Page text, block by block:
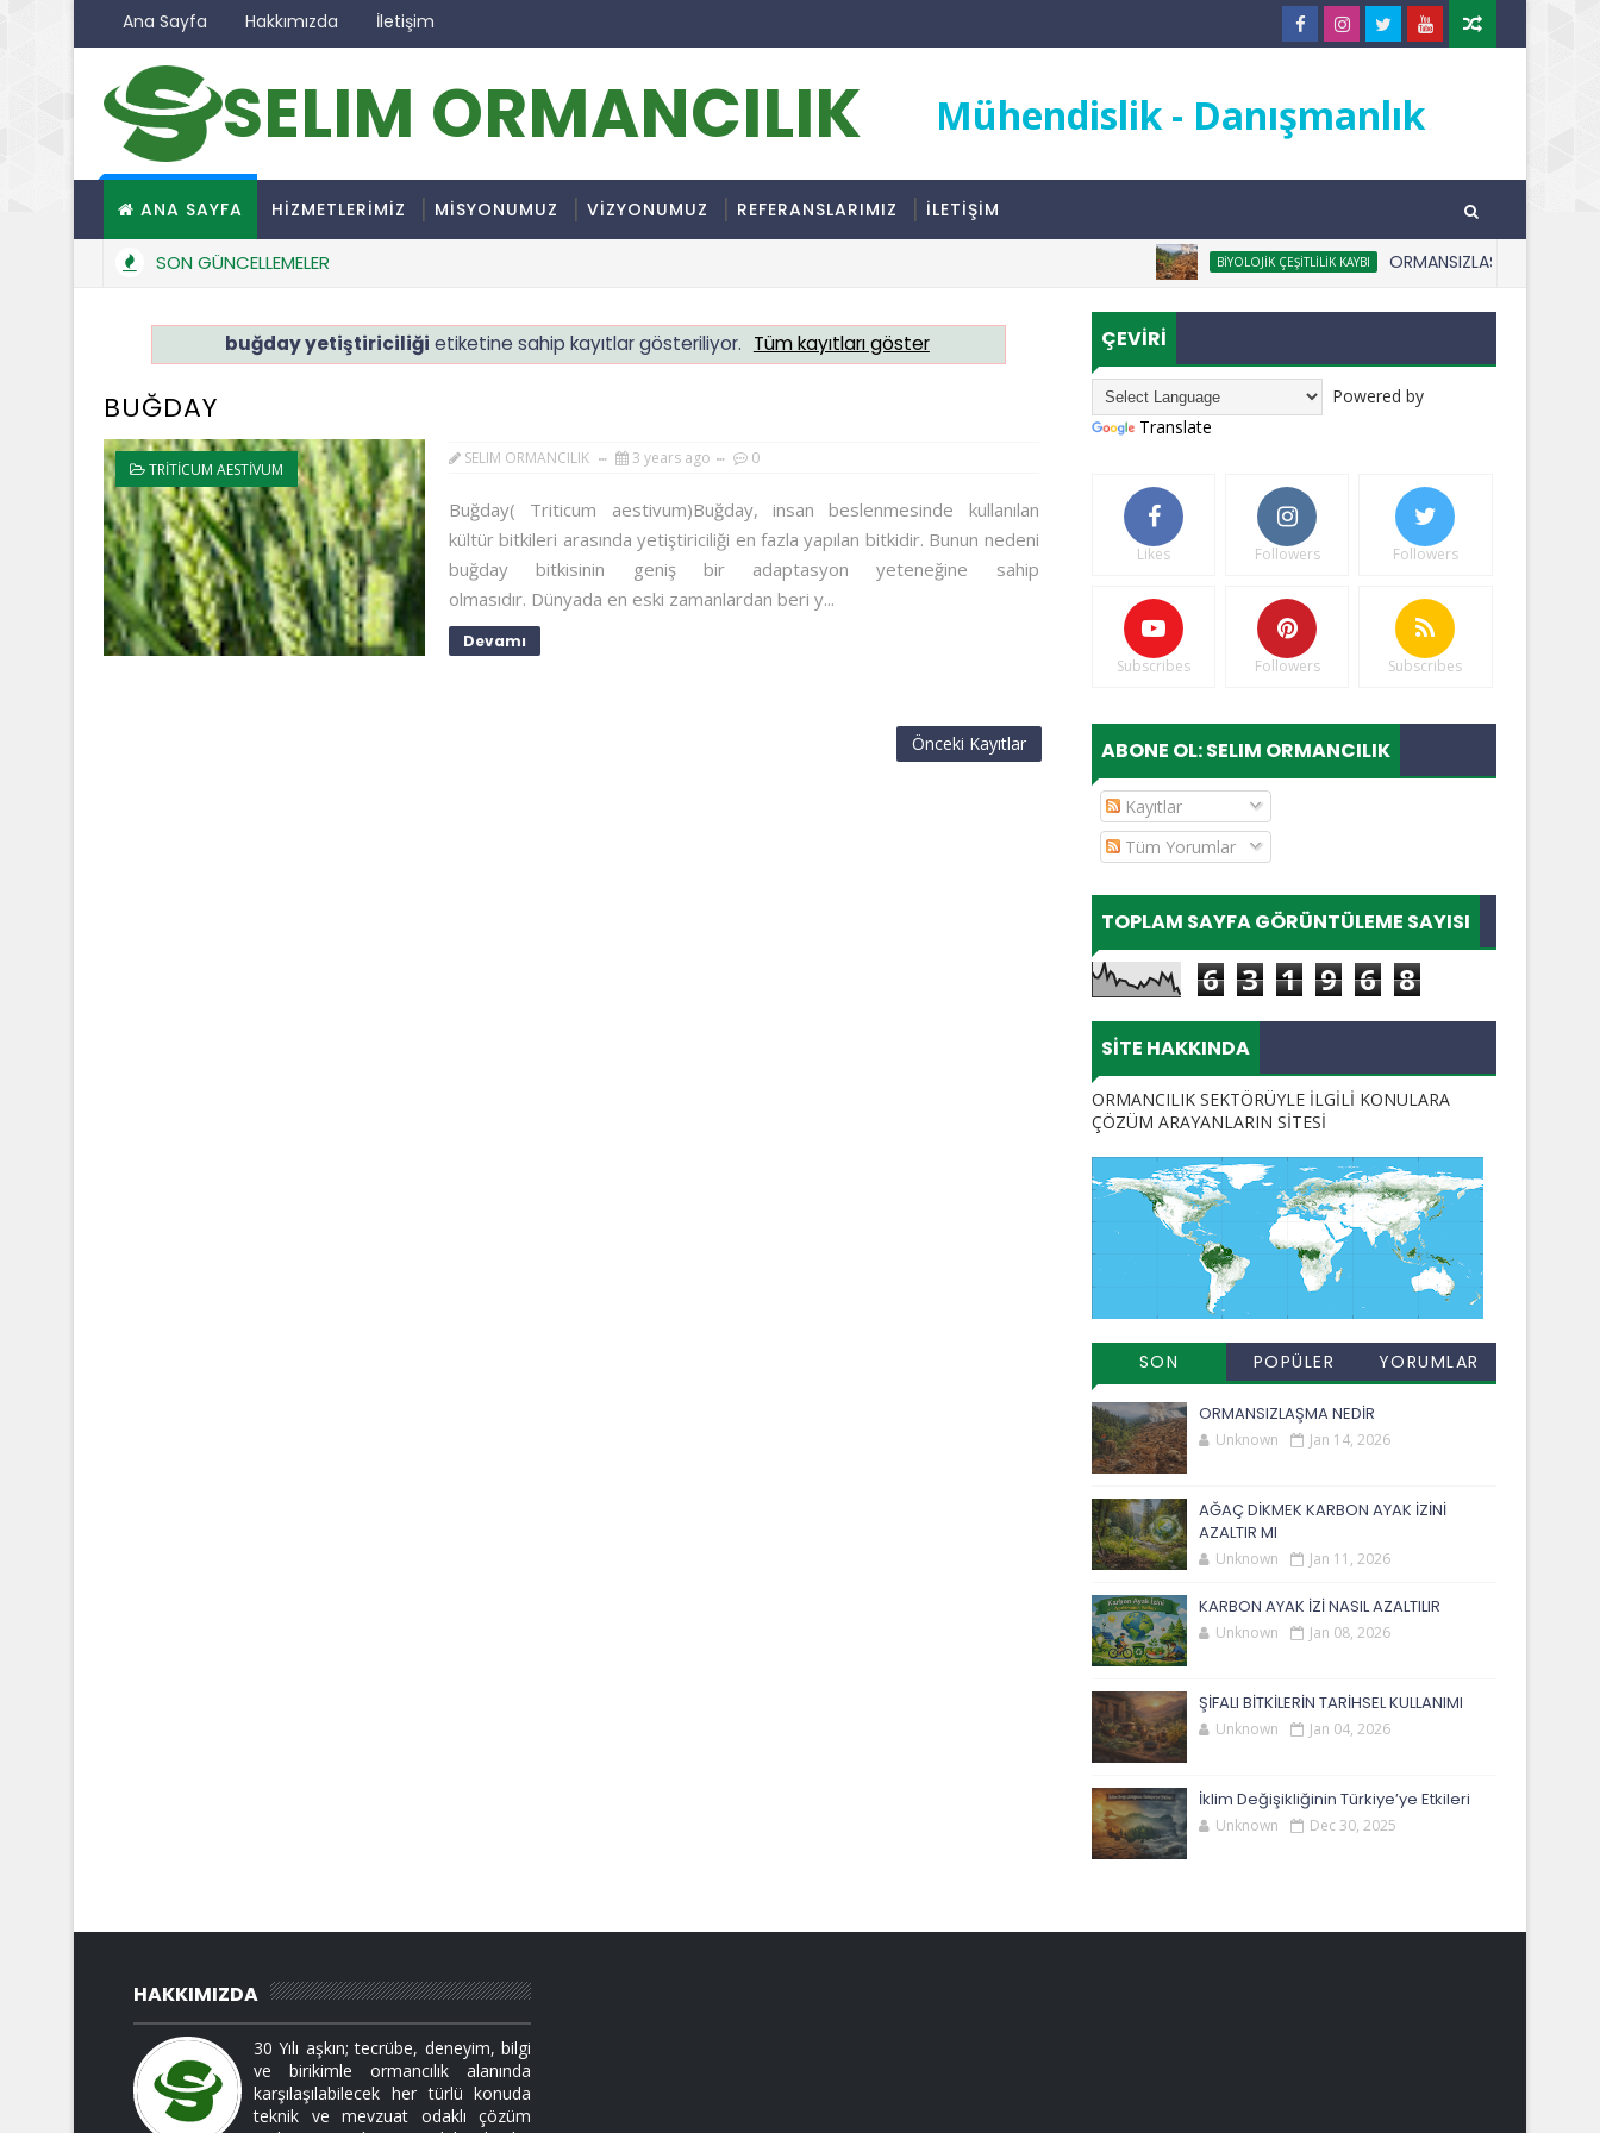
Ana Sayfa Hakkımızda İletişim
SELIM ORMANCILIK Mühendislik - Danışmanlık
ANA SAYFA HİZMETLERİMİZ MİSYONUMUZ VİZYONUMUZ REFERANSLARIMIZ İLETİŞİM
SON GÜNCELLEMELER BIYOLOJIK ÇEŞITLILIK KAYBI ORMANSIZLAŞMA NEDİR
buğday yetiştiriciliği etiketine sahip kayıtlar gösteriliyor. Tüm kayıtları göster
BUĞDAY
TRITICUM AESTIVUM
SELIM ORMANCILIK 3 years ago 0
Buğday( Triticum aestivum)Buğday, insan beslenmesinde kullanılan
kültür bitkileri arasında yetiştiriciliği en fazla yapılan bitkidir. Bunun nedeni
buğday bitkisinin geniş bir adaptasyon yeteneğine sahip
olmasıdır. Dünyada en eski zamanlardan beri y...
Devamı
Önceki Kayıtlar
ÇEVİRİ
Powered by
Translate
Likes Followers Followers
Subscribes Followers Subscribes
ABONE OL: SELIM ORMANCILIK
Kayıtlar
Tüm Yorumlar
TOPLAM SAYFA GÖRÜNTÜLEME SAYISI
6 3 1 9 6 8
SITE HAKKINDA
ORMANCILIK SEKTÖRÜYLE İLGİLİ KONULARA
ÇÖZÜM ARAYANLARIN SİTESİ
SON
EKLENENLER
POPÜLER
YORUMLAR
ORMANSIZLAŞMA NEDİR
Unknown Jan 14, 2026
AĞAÇ DİKMEK KARBON AYAK İZİNİ
AZALTIR MI
Unknown Jan 11, 2026
KARBON AYAK İZİ NASIL AZALTILIR
Unknown Jan 08, 2026
ŞİFALI BİTKİLERİN TARİHSEL KULLANIMI
Unknown Jan 04, 2026
İklim Değişikliğinin Türkiye’ye Etkileri
Unknown Dec 30, 2025
HAKKIMIZDA
30 Yılı aşkın; tecrübe, deneyim, bilgi
ve birikimle ormancılık alanında
karşılaşılabilecek her türlü konuda
teknik ve mevzuat odaklı çözüm